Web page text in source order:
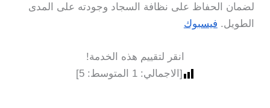
لضمان الحفاظ على نظافة السجاد وجودته على المدى
الطويل. فيسبوك
انقر لتقييم هذه الخدمة!
[الاجمالي:1 المتوسط:5
]